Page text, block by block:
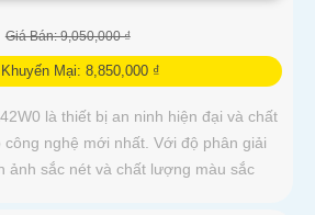
Giá Bán: 9,050,000 ₫
Mại: 8,850,000 ₫
là thiết bị an ninh hiện đại và chất
nghệ mới nhất. Với độ phân giải
ảnh sắc nét và chất lượng màu sắc